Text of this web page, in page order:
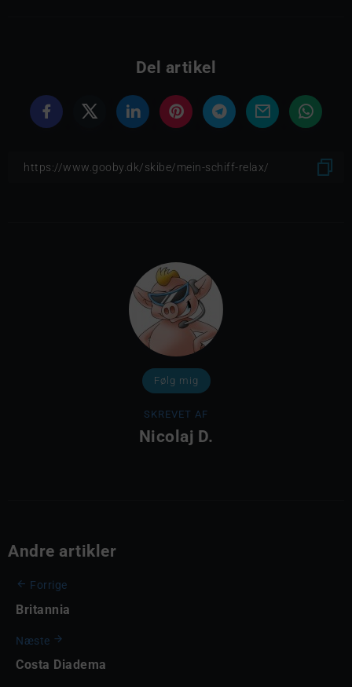
Del artikel
Følg mig
SKREVET AF
Nicolaj D.
Andre artikler
Forrige
Britannia
Næste
Costa Diadema